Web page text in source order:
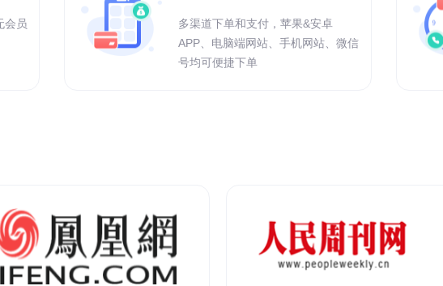
会员
多渠道下单和支付，苹果&安卓
APP、电脑端网站、手机网站、微信
号均可便捷下单